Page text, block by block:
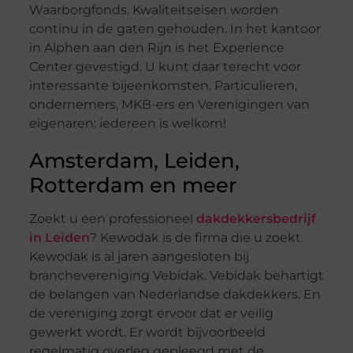
Waarborgfonds. Kwaliteitseisen worden
continu in de gaten gehouden. In het kantoor
in Alphen aan den Rijn is het Experience
Center gevestigd. U kunt daar terecht voor
interessante bijeenkomsten. Particulieren,
ondernemers, MKB-ers en Verenigingen van
eigenaren: iedereen is welkom!
Amsterdam, Leiden,
Rotterdam en meer
Zoekt u een professioneel dakdekkersbedrijf
in Leiden? Kewodak is de firma die u zoekt.
Kewodak is al jaren aangesloten bij
branchevereniging Vebidak. Vebidak behartigt
de belangen van Nederlandse dakdekkers. En
de vereniging zorgt ervoor dat er veilig
gewerkt wordt. Er wordt bijvoorbeeld